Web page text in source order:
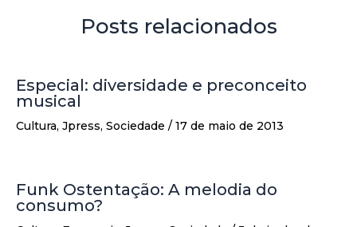
Posts relacionados
Especial: diversidade e preconceito
musical
Cultura, Jpress, Sociedade / 17 de maio de 2013
Funk Ostentação: A melodia do
consumo?